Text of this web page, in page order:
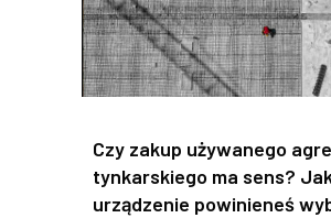
Czy zakup używanego
tynkarskiego ma sens?
urządzenie powinieneś